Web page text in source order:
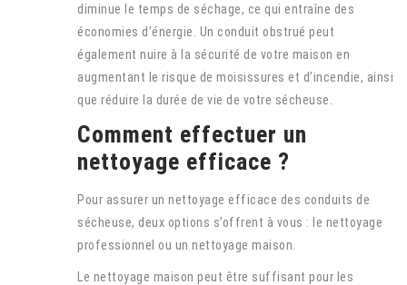
diminue le temps de séchage, ce qui entraîne des
économies d’énergie. Un conduit obstrué peut
également nuire à la sécurité de votre maison en
augmentant le risque de moisissures et d’incendie, ainsi
que réduire la durée de vie de votre sécheuse.
Comment effectuer un
nettoyage efficace ?
Pour assurer un nettoyage efficace des conduits de
sécheuse, deux options s’offrent à vous : le nettoyage
professionnel ou un nettoyage maison.
Le nettoyage maison peut être suffisant pour les